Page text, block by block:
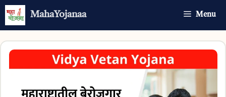
Skip
MahaYojanaa Menu